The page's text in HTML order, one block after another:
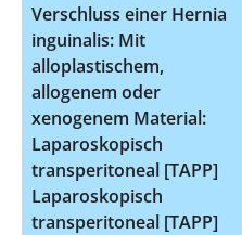
Verschluss einer Hernia
inguinalis: Mit
alloplastischem,
allogenem oder
xenogenem Material:
Laparoskopisch
transperitoneal [TAPP]
Laparoskopisch
transperitoneal [TAPP]